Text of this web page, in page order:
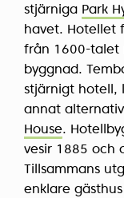
stjärniga Park
havet. Hotellet
från 1600-talet
byggnad.
stjärnigt hotell,
annat
House.
vesir 1885 och
Tillsammans
enklare